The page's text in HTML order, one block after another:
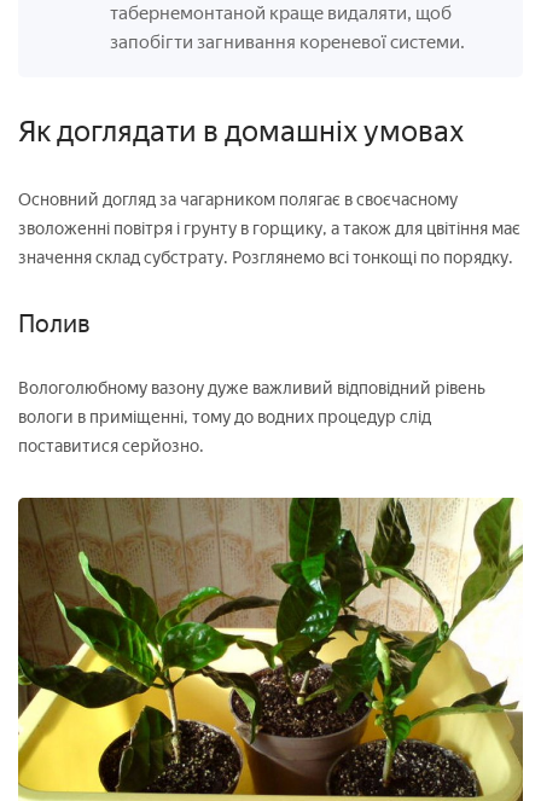
табернемонтаной краще видаляти, щоб
запобігти загнивання кореневої системи.
Як доглядати в домашніх умовах
Основний догляд за чагарником полягає в своєчасному
зволоженні повітря і грунту в горщику, а також для цвітіння має
значення склад субстрату. Розглянемо всі тонкощі по порядку.
Полив
Вологолюбному вазону дуже важливий відповідний рівень
вологи в приміщенні, тому до водних процедур слід
поставитися серйозно.